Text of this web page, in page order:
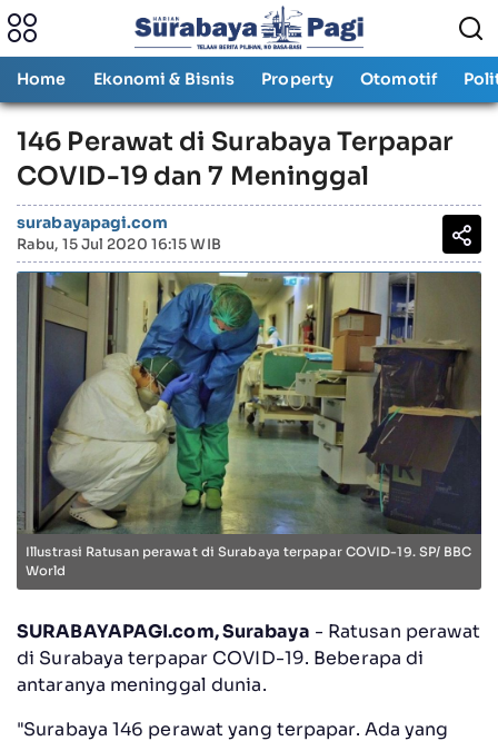
Home Ekonomi & Bisnis Property Otomotif
146 Perawat di Surabaya Terpapar
COVID-19 dan 7 Meninggal
surabayapagi.com
Rabu, 15 Jul 2020 16:15 WIB
Illustrasi Ratusan perawat di Surabaya terpapar COVID-19. SP/ BBC
World
SURABAYAPAGI.com, Surabaya - Ratusan perawat
di Surabaya terpapar COVID-19. Beberapa di
antaranya meninggal dunia.
"Surabaya 146 perawat yang terpapar. Ada yang